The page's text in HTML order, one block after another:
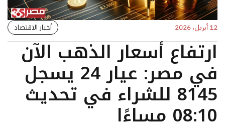
12 أبريل، 2026 أخبار الاقتصاد
ارتفاع أسعار الذهب الآن
في مصر: عيار 24 يسجل
8145 للشراء في تحديث
08:10 مساءًا